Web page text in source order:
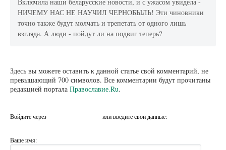
НИЧЕМУ НАС НЕ НАУЧИЛ ЧЕРНОБЫЛЬ! Эти чиновники
точно также будут молчать и трепетать от одного лишь
взгляда. А люди - пойдут ли на подвиг теперь?
Здесь вы можете оставить к данной статье свой комментарий, не
превышающий 700 символов. Все комментарии будут прочитаны
редакцией портала Православие.Ru.
Войдите через или введите свои данные:
Ваше имя: